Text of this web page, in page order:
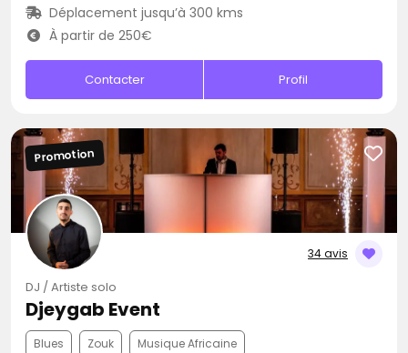
Déplacement jusqu’à 300 kms
À partir de 250€
Contacter Profil
34 avis
Promotion
DJ / Artiste solo
Djeygab Event
Blues Zouk Musique Africaine